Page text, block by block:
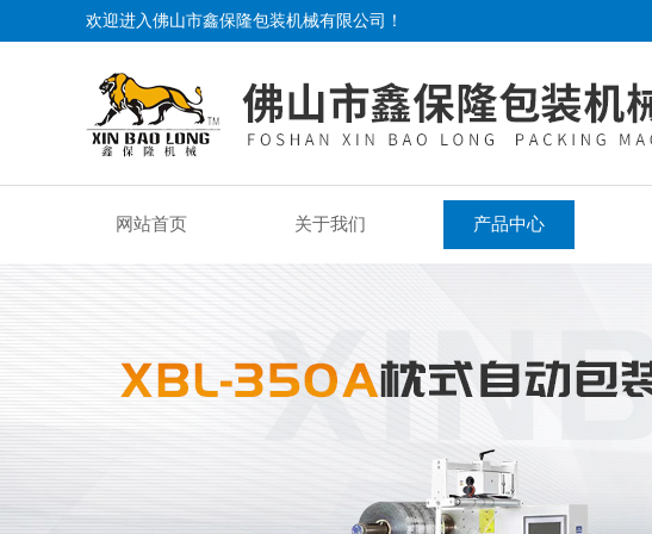
欢迎进入佛山市鑫保隆包装机械有限公司！
网站首页 关于我们 产品中心